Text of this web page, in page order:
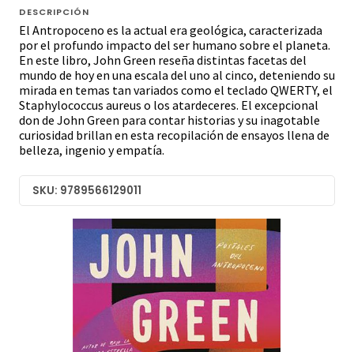
DESCRIPCIÓN
El Antropoceno es la actual era geológica, caracterizada
por el profundo impacto del ser humano sobre el planeta.
En este libro, John Green reseña distintas facetas del
mundo de hoy en una escala del uno al cinco, deteniendo su
mirada en temas tan variados como el teclado QWERTY, el
Staphylococcus aureus o los atardeceres. El excepcional
don de John Green para contar historias y su inagotable
curiosidad brillan en esta recopilación de ensayos llena de
belleza, ingenio y empatía.
SKU: 9789566129011